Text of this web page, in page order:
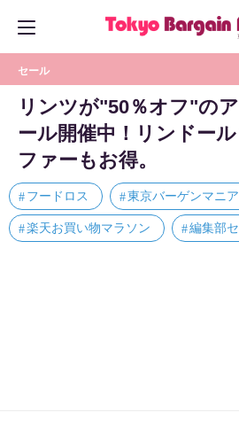
セール
リンツが"50％オフ"の
ール開催中！リンドー
ファーもお得。
フードロス 東京バーゲンマニ
楽天お買い物マラソン 編集部